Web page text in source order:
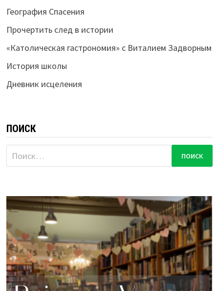
География Спасения
Прочертить след в истории
«Католическая гастрономия» с Виталием Задворным
История школы
Дневник исцеления
ПОИСК
Найти: